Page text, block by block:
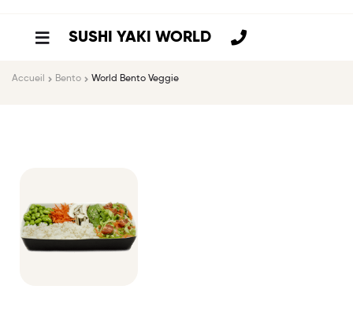
SUSHI YAKI WORLD
Accueil Bento World Bento Veggie